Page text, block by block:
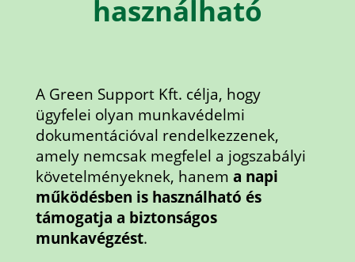
használható
A Green Support Kft. célja, hogy
ügyfelei olyan munkavédelmi
dokumentációval rendelkezzenek,
amely nemcsak megfelel a jogszabályi
követelményeknek, hanem a napi
működésben is használható és
támogatja a biztonságos
munkavégzést.